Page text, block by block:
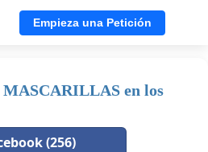
Empieza una Petición
en los
(256)